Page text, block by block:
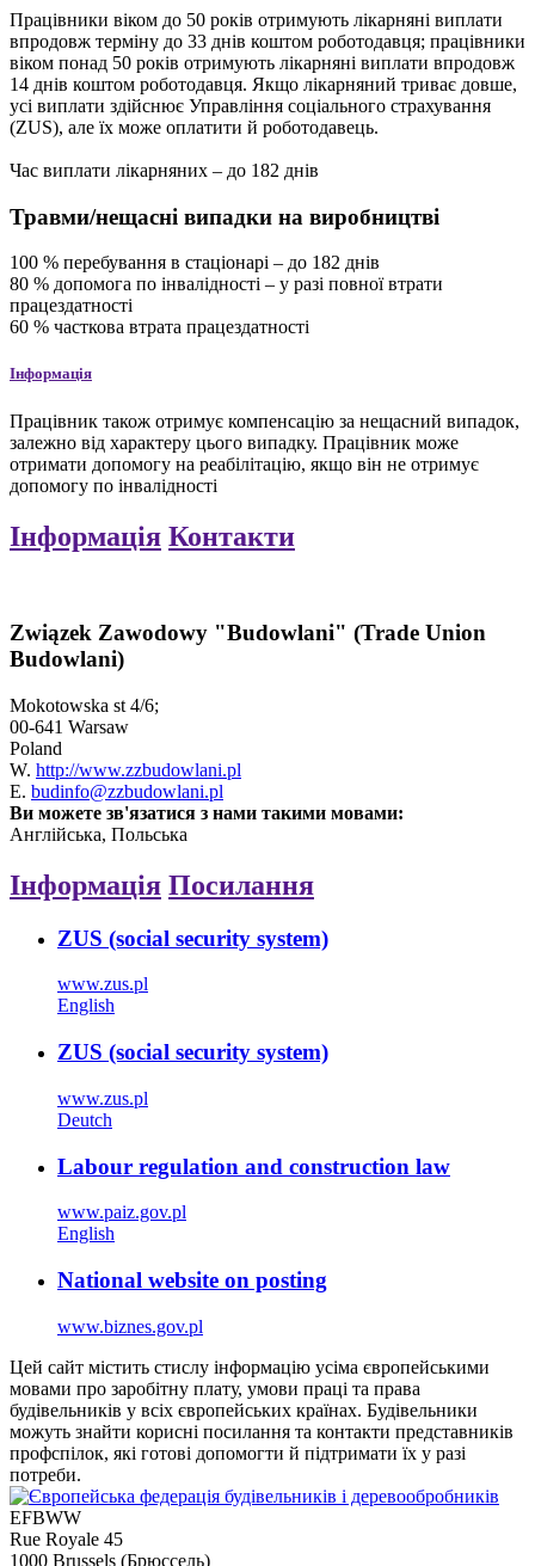
Працівники віком до 50 років отримують лікарняні виплати
впродовж терміну до 33 днів коштом роботодавця; працівники
віком понад 50 років отримують лікарняні виплати впродовж
14 днів коштом роботодавця. Якщо лікарняний триває довше,
усі виплати здійснює Управління соціального страхування
(ZUS), але їх може оплатити й роботодавець.
Час виплати лікарняних – до 182 днів
Травми/нещасні випадки на виробництві
100 % перебування в стаціонарі – до 182 днів
80 % допомога по інвалідності – у разі повної втрати
працездатності
60 % часткова втрата працездатності
Інформація
Працівник також отримує компенсацію за нещасний випадок,
залежно від характеру цього випадку. Працівник може
отримати допомогу на реабілітацію, якщо він не отримує
допомогу по інвалідності
Інформація Контакти
Związek Zawodowy "Budowlani" (Trade Union
Budowlani)
Mokotowska st 4/6;
00-641 Warsaw
Poland
W. http://www.zzbudowlani.pl
E. budinfo@zzbudowlani.pl
Ви можете зв'язатися з нами такими мовами:
Англійська, Польська
Інформація Посилання
ZUS (social security system)
www.zus.pl
English
ZUS (social security system)
www.zus.pl
Deutch
Labour regulation and construction law
www.paiz.gov.pl
English
National website on posting
www.biznes.gov.pl
Цей сайт містить стислу інформацію усіма європейськими
мовами про заробітну плату, умови праці та права
будівельників у всіх європейських країнах. Будівельники
можуть знайти корисні посилання та контакти представників
профспілок, які готові допомогти й підтримати їх у разі
потреби.
EFBWW
Rue Royale 45
1000 Brussels (Брюссель)